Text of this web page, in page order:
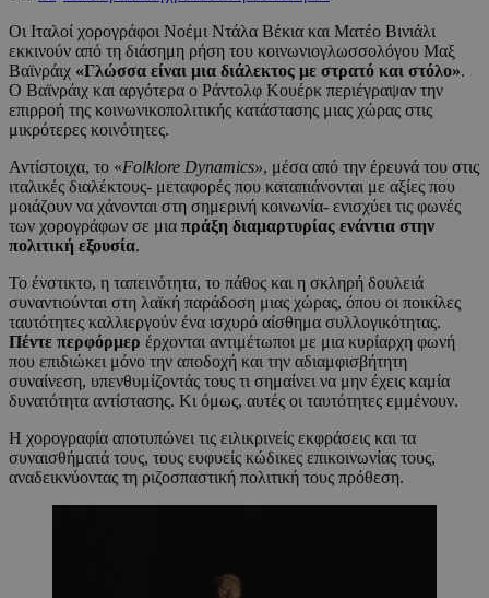
Οι Ιταλοί χορογράφοι Νοέμι Ντάλα Βέκια και Ματέο Βινιάλι
εκκινούν από τη διάσημη ρήση του κοινωνιογλωσσολόγου Μαξ
Βαϊνράιχ «Γλώσσα είναι μια διάλεκτος με στρατό και στόλο».
Ο Βαϊνράιχ και αργότερα ο Ράντολφ Κουέρκ περιέγραψαν την
επιρροή της κοινωνικοπολιτικής κατάστασης μιας χώρας στις
μικρότερες κοινότητες.
Αντίστοιχα, το «Folklore Dynamics», μέσα από την έρευνά του στις
ιταλικές διαλέκτους- μεταφορές που καταπιάνονται με αξίες που
μοιάζουν να χάνονται στη σημερινή κοινωνία- ενισχύει τις φωνές
των χορογράφων σε μια πράξη διαμαρτυρίας ενάντια στην
πολιτική εξουσία.
Το ένστικτο, η ταπεινότητα, το πάθος και η σκληρή δουλειά
συναντιούνται στη λαϊκή παράδοση μιας χώρας, όπου οι ποικίλες
ταυτότητες καλλιεργούν ένα ισχυρό αίσθημα συλλογικότητας.
Πέντε περφόρμερ έρχονται αντιμέτωποι με μια κυρίαρχη φωνή
που επιδιώκει μόνο την αποδοχή και την αδιαμφισβήτητη
συναίνεση, υπενθυμίζοντάς τους τι σημαίνει να μην έχεις καμία
δυνατότητα αντίστασης. Κι όμως, αυτές οι ταυτότητες εμμένουν.
Η χορογραφία αποτυπώνει τις ειλικρινείς εκφράσεις και τα
συναισθήματά τους, τους ευφυείς κώδικες επικοινωνίας τους,
αναδεικνύοντας τη ριζοσπαστική πολιτική τους πρόθεση.